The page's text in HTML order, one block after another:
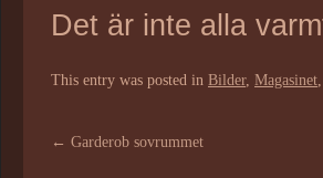
Det är inte alla
This entry was posted in Bilder, Magasinet
← Garderob sovrummet